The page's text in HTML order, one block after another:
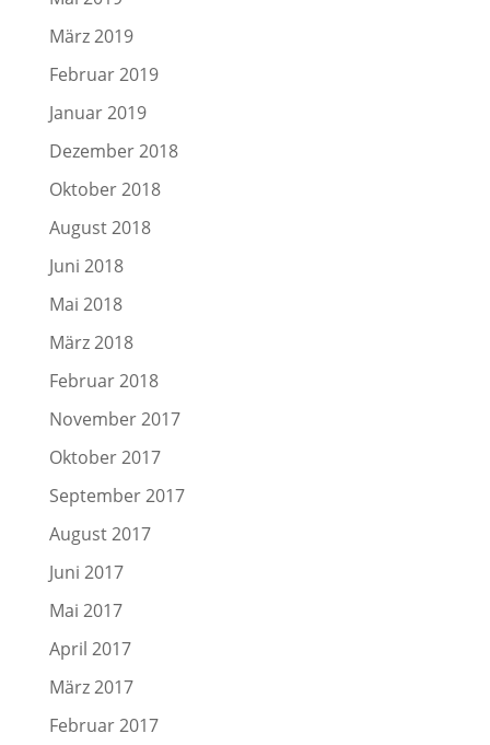
März 2019
Februar 2019
Januar 2019
Dezember 2018
Oktober 2018
August 2018
Juni 2018
Mai 2018
März 2018
Februar 2018
November 2017
Oktober 2017
September 2017
August 2017
Juni 2017
Mai 2017
April 2017
März 2017
Februar 2017